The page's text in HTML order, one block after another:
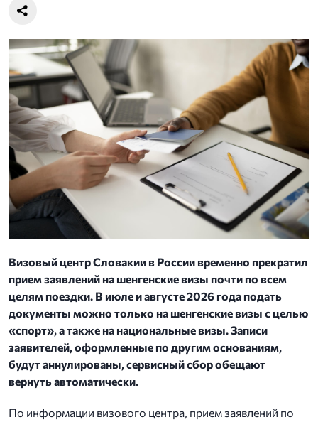
Визовый центр Словакии в России временно прекратил
прием заявлений на шенгенские визы почти по всем
целям поездки. В июле и августе 2026 года подать
документы можно только на шенгенские визы с целью
«спорт», а также на национальные визы. Записи
заявителей, оформленные по другим основаниям,
будут аннулированы, сервисный сбор обещают
вернуть автоматически.
По информации визового центра, прием заявлений по